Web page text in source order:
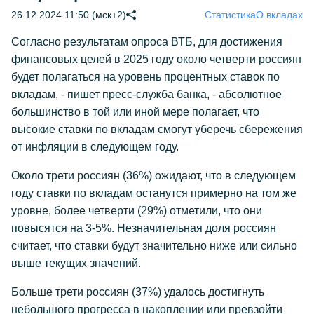
26.12.2024 11:50 (мск+2) СтатистикаО вкладах
Согласно результатам опроса ВТБ, для достижения
финансовых целей в 2025 году около четверти россиян
будет полагаться на уровень процентных ставок по
вкладам, - пишет пресс-служба банка, - абсолютное
большинство в той или иной мере полагает, что
высокие ставки по вкладам смогут уберечь сбережения
от инфляции в следующем году.
Около трети россиян (36%) ожидают, что в следующем
году ставки по вкладам останутся примерно на том же
уровне, более четверти (29%) отметили, что они
повысятся на 3-5%. Незначительная доля россиян
считает, что ставки будут значительно ниже или сильно
выше текущих значений.
Больше трети россиян (37%) удалось достигнуть
небольшого прогресса в накоплении или превзойти